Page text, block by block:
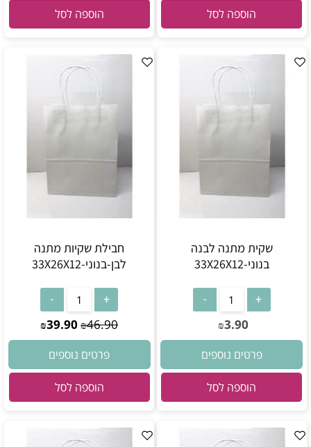
הוספה לסל הוספה לסל
שקית מתנה לבנה
בנוני-33X26X12
₪3.90
פרטים נוספים
הוספה לסל
חבילת שקיות מתנה
לבן-בנוני-33X26X12
₪46.90
₪39.90
פרטים נוספים
הוספה לסל